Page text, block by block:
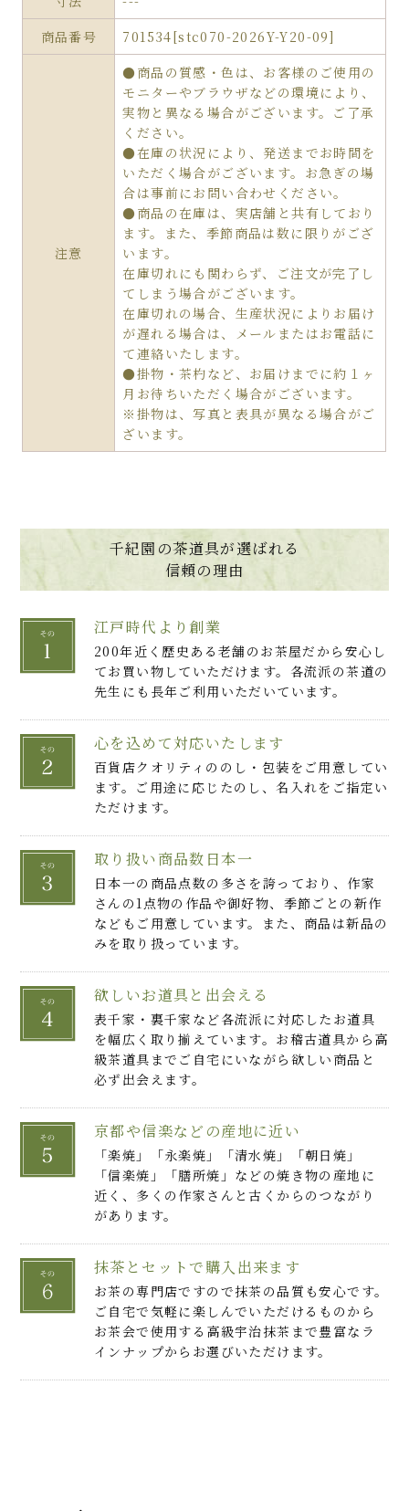
商品番号
701534[stc070-2026Y-Y20-09]
注意
●商品の質感・色は、お客様のご使用の
モニターやブラウザなどの環境により、
実物と異なる場合がございます。ご了承
ください。
●在庫の状況により、発送までお時間を
いただく場合がございます。お急ぎの場
合は事前にお問い合わせください。
●商品の在庫は、実店舗と共有しており
ます。また、季節商品は数に限りがござ
います。
在庫切れにも関わらず、ご注文が完了し
てしまう場合がございます。
在庫切れの場合、生産状況によりお届け
が遅れる場合は、メールまたはお電話に
て連絡いたします。
●掛物・茶杓など、お届けまでに約１ヶ
月お待ちいただく場合がございます。
※掛物は、写真と表具が異なる場合がご
ざいます。
千紀園の茶道具が選ばれる
信頼の理由
江戸時代より創業
200年近く歴史ある老舗のお茶屋だから安心し
てお買い物していただけます。各流派の茶道の
先生にも長年ご利用いただいています。
心を込めて対応いたします
百貨店クオリティののし・包装をご用意してい
ます。ご用途に応じたのし、名入れをご指定い
ただけます。
取り扱い商品数日本一
日本一の商品点数の多さを誇っており、作家
さんの1点物の作品や御好物、季節ごとの新作
などもご用意しています。また、商品は新品の
みを取り扱っています。
欲しいお道具と出会える
表千家・裏千家など各流派に対応したお道具
を幅広く取り揃えています。お稽古道具から高
級茶道具までご自宅にいながら欲しい商品と
必ず出会えます。
京都や信楽などの産地に近い
「楽焼」「永楽焼」「清水焼」「朝日焼」
「信楽焼」「膳所焼」などの焼き物の産地に
近く、多くの作家さんと古くからのつながり
があります。
抹茶とセットで購入出来ます
お茶の専門店ですので抹茶の品質も安心です。
ご自宅で気軽に楽しんでいただけるものから
お茶会で使用する高級宇治抹茶まで豊富なラ
インナップからお選びいただけます。